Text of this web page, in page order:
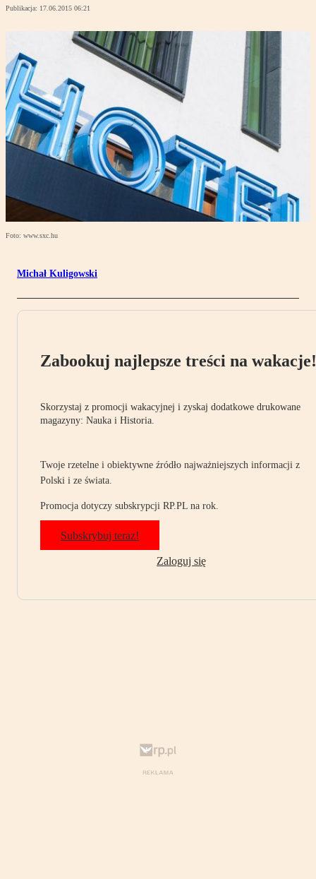
Publikacja: 17.06.2015 06:21
Foto: www.sxc.hu
Michał Kuligowski
Zabookuj najlepsze treści na wakacje!
Skorzystaj z promocji wakacyjnej i zyskaj dodatkowe drukowane
magazyny: Nauka i Historia.
Twoje rzetelne i obiektywne źródło najważniejszych informacji z
Polski i ze świata.
Promocja dotyczy subskrypcji RP.PL na rok.
Subskrybuj teraz!
Zaloguj się